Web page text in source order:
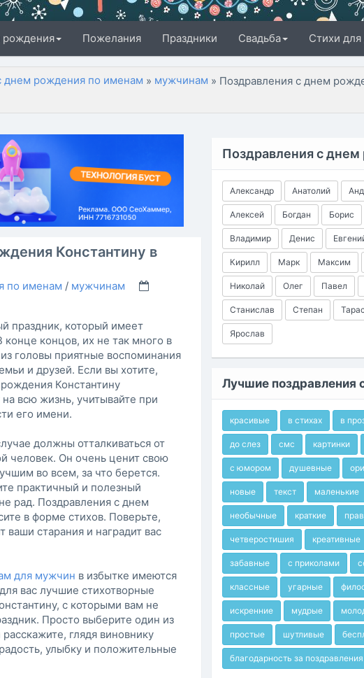
рождения Пожелания Праздники Свадьба Стихи для
днем рождения по именам » мужчинам » Поздравления с днем
Константину в
по именам / мужчинам
праздник, который имеет
конце концов, их не так много в
головы приятные воспоминания
и друзей. Если вы хотите,
Константину
всю жизнь, учитывайте при
его имени.
должны отталкиваться от
человек. Он очень ценит свою
во всем, за что берется.
практичный и полезный
рад. Поздравления с днем
в форме стихов. Поверьте,
ваши старания и наградит вас
для мужчин в избытке имеются
вас лучшие стихотворные
с которыми вам не
Просто выберите один из
глядя виновнику
улыбку и положительные
Поздравления с
Александр Анатолий
Алексей Богдан Борис
Владимир Денис
Кирилл Марк Максим
Николай Олег Павел
Станислав Степан Тарас
Ярослав
Лучшие поздравления
красивые в стихах в
до слез смс картинки
с юмором душевные
новые текст маленькие
необычные краткие
четверостишия креативные
забавные с приколами
классные угарные
искренние мудрые
простые шутливые
благодарность за поздравления